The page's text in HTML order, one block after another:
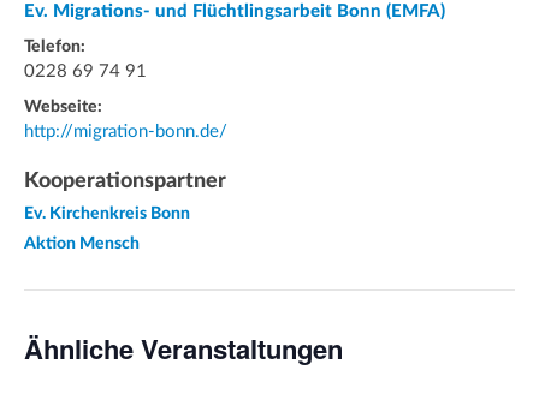
Ev. Migrations- und Flüchtlingsarbeit Bonn (EMFA)
Telefon:
0228 69 74 91
Webseite:
http://migration-bonn.de/
Kooperationspartner
Ev. Kirchenkreis Bonn
Aktion Mensch
Ähnliche Veranstaltungen